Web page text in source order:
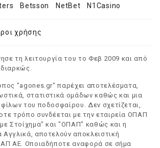
Betsson NetBet N1Casino
χρήσης
τη λειτουργία του το Φεβ 2009 και από
διαρκώς.
"agones.gr" παρέχει αποτελέσματα,
στατιστικά ομάδων καθώς και μια
του ποδοσφαίρου. Δεν σχετίζεται,
τρόπο συνδέεται με την εταιρεία ΟΠΑΠ
Στοίχημα" και "ΟΠΑΠ" καθώς και η
αποτελούν αποκλειστική
ΑΕ. Οποιαδήποτε αναφορά σε σήμα